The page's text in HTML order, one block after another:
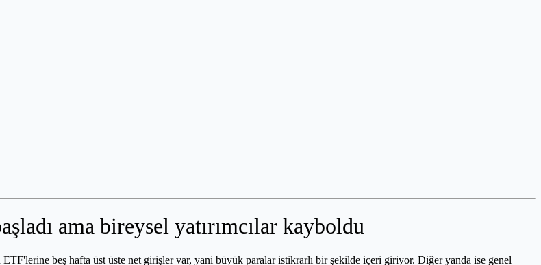
ama bireysel yatırımcılar kayboldu
beş hafta üst üste net girişler var, yani büyük paralar istikrarlı bir şekilde içeri giriyor. Diğer yanda ise genel